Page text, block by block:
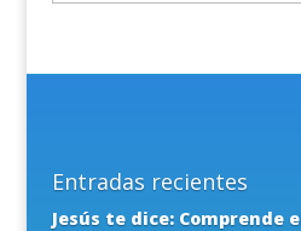
Entradas recientes
Jesús te dice: Comprende